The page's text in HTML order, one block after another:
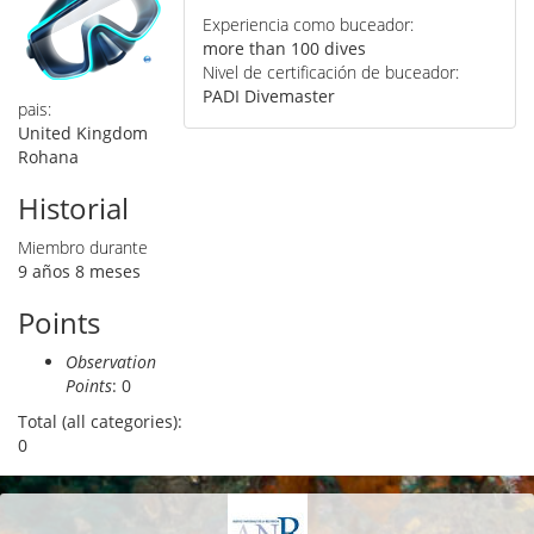
pais:
United Kingdom
Rohana
Historial
Miembro durante
9 años 8 meses
Points
Observation
Points: 0
Total (all categories):
0
Experiencia como buceador:
more than 100 dives
Nivel de certificación de buceador:
PADI Divemaster